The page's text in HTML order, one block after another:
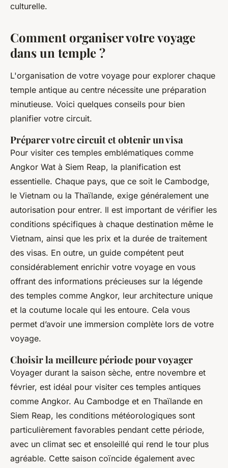
culturelle.
Comment organiser votre voyage
dans un temple ?
L'organisation de votre voyage pour explorer chaque
temple antique au centre nécessite une préparation
minutieuse. Voici quelques conseils pour bien
planifier votre circuit.
Préparer votre circuit et obtenir un visa
Pour visiter ces temples emblématiques comme
Angkor Wat à Siem Reap, la planification est
essentielle. Chaque pays, que ce soit le Cambodge,
le Vietnam ou la Thaïlande, exige généralement une
autorisation pour entrer. Il est important de vérifier les
conditions spécifiques à chaque destination même le
Vietnam, ainsi que les prix et la durée de traitement
des visas. En outre, un guide compétent peut
considérablement enrichir votre voyage en vous
offrant des informations précieuses sur la légende
des temples comme Angkor, leur architecture unique
et la coutume locale qui les entoure. Cela vous
permet d’avoir une immersion complète lors de votre
voyage.
Choisir la meilleure période pour voyager
Voyager durant la saison sèche, entre novembre et
février, est idéal pour visiter ces temples antiques
comme Angkor. Au Cambodge et en Thaïlande en
Siem Reap, les conditions météorologiques sont
particulièrement favorables pendant cette période,
avec un climat sec et ensoleillé qui rend le tour plus
agréable. Cette saison coïncide également avec